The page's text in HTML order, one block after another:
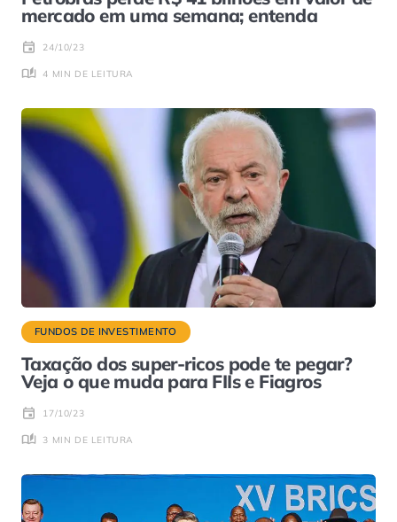
mercado em uma semana; entenda
24/10/23
4 MIN DE LEITURA
FUNDOS DE INVESTIMENTO
Taxação dos super-ricos pode te pegar?
Veja o que muda para FIIs e Fiagros
17/10/23
3 MIN DE LEITURA